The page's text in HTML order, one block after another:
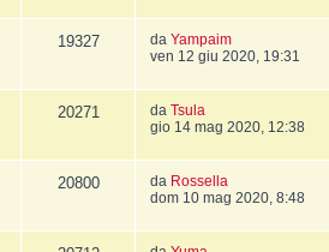
19327 da Yampaim
ven 12 giu 2020, 19:31
20271 da Tsula
gio 14 mag 2020, 12:38
20800 da Rossella
dom 10 mag 2020, 8:48